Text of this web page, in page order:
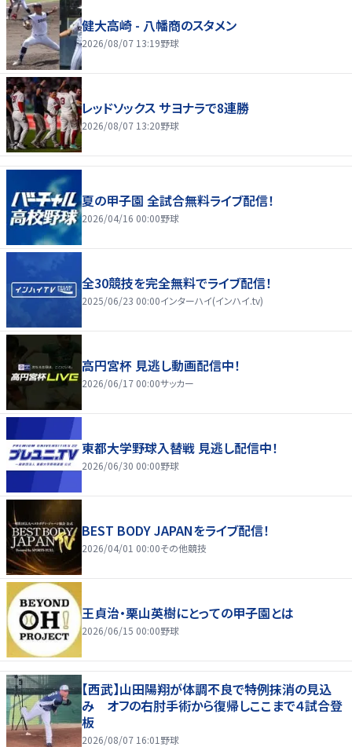
健大高崎 - 八幡商のスタメン
2026/08/07 13:19野球
レッドソックス サヨナラで8連勝
2026/08/07 13:20野球
夏の甲子園 全試合無料ライブ配信！
2026/04/16 00:00野球
全30競技を完全無料でライブ配信！
2025/06/23 00:00インターハイ(インハイ.tv)
高円宮杯 見逃し動画配信中！
2026/06/17 00:00サッカー
東都大学野球入替戦 見逃し配信中！
2026/06/30 00:00野球
BEST BODY JAPANをライブ配信！
2026/04/01 00:00その他競技
王貞治・栗山英樹にとっての甲子園とは
2026/06/15 00:00野球
【西武】山田陽翔が体調不良で特例抹消の見込
み オフの右肘手術から復帰しここまで４試合登
板
2026/08/07 16:01 野球